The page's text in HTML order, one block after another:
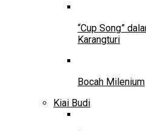
“Cup Song”
Karangturi
Bocah Milenium
Kiai Budi